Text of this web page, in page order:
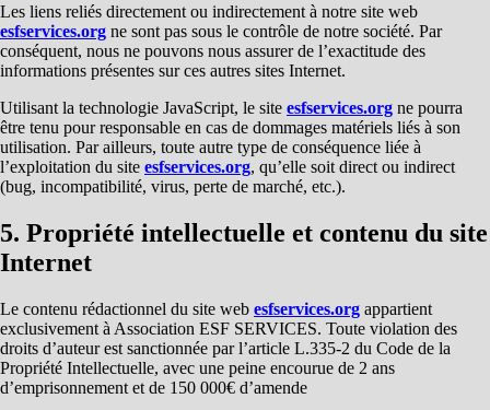
Les liens reliés directement ou indirectement à notre site web
esfservices.org ne sont pas sous le contrôle de notre société. Par
conséquent, nous ne pouvons nous assurer de l’exactitude des
informations présentes sur ces autres sites Internet.
Utilisant la technologie JavaScript, le site esfservices.org ne pourra
être tenu pour responsable en cas de dommages matériels liés à son
utilisation. Par ailleurs, toute autre type de conséquence liée à
l’exploitation du site esfservices.org, qu’elle soit direct ou indirect
(bug, incompatibilité, virus, perte de marché, etc.).
5. Propriété intellectuelle et contenu du site
Internet
Le contenu rédactionnel du site web esfservices.org appartient
exclusivement à Association ESF SERVICES. Toute violation des
droits d’auteur est sanctionnée par l’article L.335-2 du Code de la
Propriété Intellectuelle, avec une peine encourue de 2 ans
d’emprisonnement et de 150 000€ d’amende